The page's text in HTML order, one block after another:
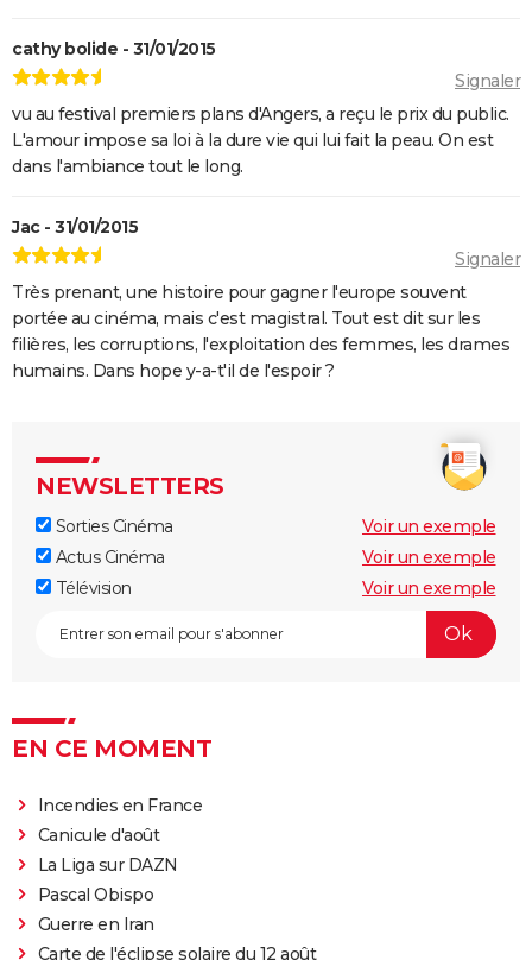
cathy bolide - 31/01/2015
Signaler
vu au festival premiers plans d'Angers, a reçu le prix du public.
L'amour impose sa loi à la dure vie qui lui fait la peau. On est
dans l'ambiance tout le long.
Jac - 31/01/2015
Signaler
Très prenant, une histoire pour gagner l'europe souvent
portée au cinéma, mais c'est magistral. Tout est dit sur les
filières, les corruptions, l'exploitation des femmes, les drames
humains. Dans hope y-a-t'il de l'espoir ?
NEWSLETTERS
Sorties Cinéma
Voir un exemple
Actus Cinéma
Voir un exemple
Télévision
Voir un exemple
EN CE MOMENT
Incendies en France
Canicule d'août
La Liga sur DAZN
Pascal Obispo
Guerre en Iran
Carte de l'éclipse solaire du 12 août